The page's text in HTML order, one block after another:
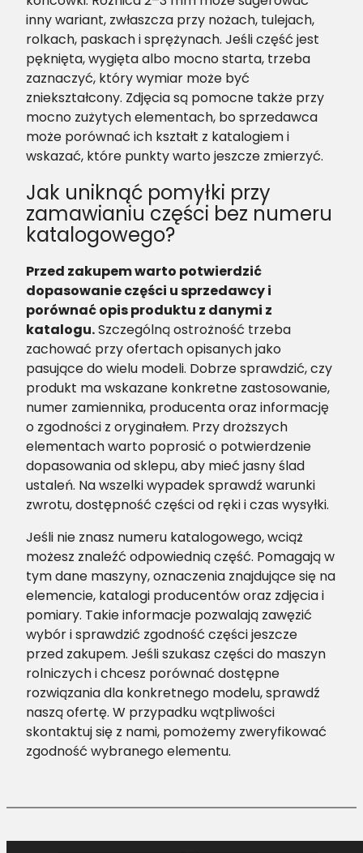
inny wariant, zwłaszcza przy nożach, tulejach,
rolkach, paskach i sprężynach. Jeśli część jest
pęknięta, wygięta albo mocno starta, trzeba
zaznaczyć, który wymiar może być
zniekształcony. Zdjęcia są pomocne także przy
mocno zużytych elementach, bo sprzedawca
może porównać ich kształt z katalogiem i
wskazać, które punkty warto jeszcze zmierzyć.
Jak uniknąć pomyłki przy
zamawianiu części bez numeru
katalogowego?
Przed zakupem warto potwierdzić
dopasowanie części u sprzedawcy i
porównać opis produktu z danymi z
katalogu.Szczególną ostrożność trzeba
zachować przy ofertach opisanych jako
pasujące do wielu modeli. Dobrze sprawdzić, czy
produkt ma wskazane konkretne zastosowanie,
numer zamiennika, producenta oraz informację
o zgodności z oryginałem. Przy droższych
elementach warto poprosić o potwierdzenie
dopasowania od sklepu, aby mieć jasny ślad
ustaleń. Na wszelki wypadek sprawdź warunki
zwrotu, dostępność części od ręki i czas wysyłki.
Jeśli nie znasz numeru katalogowego, wciąż
możesz znaleźć odpowiednią część. Pomagają w
tym dane maszyny, oznaczenia znajdujące się na
elemencie, katalogi producentów oraz zdjęcia i
pomiary. Takie informacje pozwalają zawęzić
wybór i sprawdzić zgodność części jeszcze
przed zakupem. Jeśli szukasz części do maszyn
rolniczych i chcesz porównać dostępne
rozwiązania dla konkretnego modelu, sprawdź
naszą ofertę. W przypadku wątpliwości
skontaktuj się z nami, pomożemy zweryfikować
zgodność wybranego elementu.